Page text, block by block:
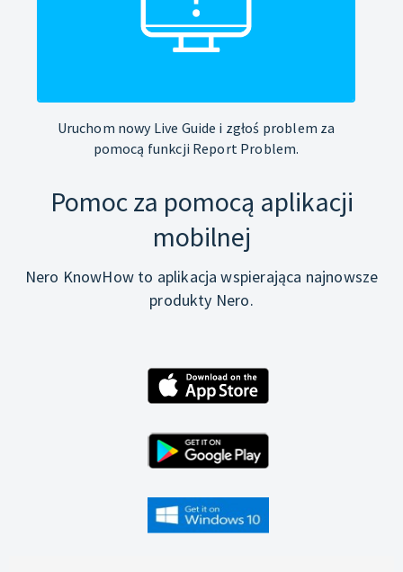
Uruchom nowy Live Guide i zgłoś problem za
pomocą funkcji Report Problem.
Pomoc za pomocą aplikacji
mobilnej
Nero KnowHow to aplikacja wspierająca najnowsze
produkty Nero.